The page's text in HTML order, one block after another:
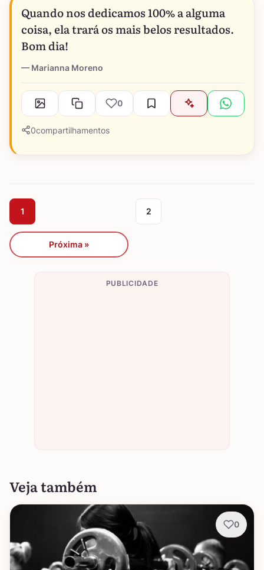
Quando nos dedicamos 100% a alguma
coisa, ela trará os mais belos resultados.
Bom dia!
Marianna Moreno
0
0compartilhamentos
1 2
Próxima »
PUBLICIDADE
Veja também
0